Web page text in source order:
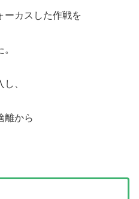
ーカスした作戦を
、
離から